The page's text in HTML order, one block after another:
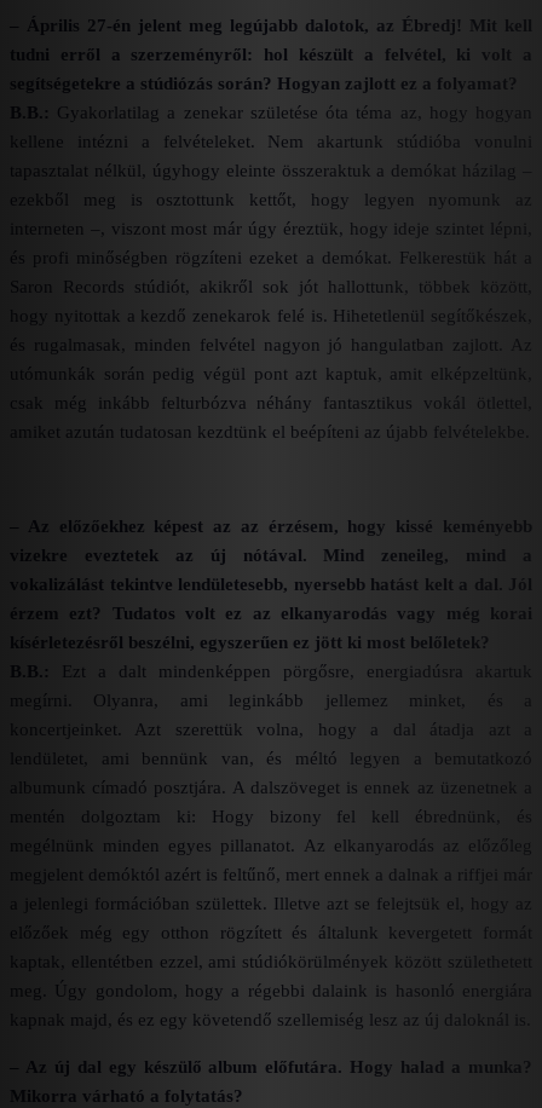
– Április 27-én jelent meg legújabb dalotok, az Ébredj! Mit kell
tudni erről a szerzeményről: hol készült a felvétel, ki volt a
segítségetekre a stúdiózás során? Hogyan zajlott ez a folyamat?
B.B.: Gyakorlatilag a zenekar születése óta téma az, hogy hogyan
kellene intézni a felvételeket. Nem akartunk stúdióba vonulni
tapasztalat nélkül, úgyhogy eleinte összeraktuk a demókat házilag –
ezekből meg is osztottunk kettőt, hogy legyen nyomunk az
interneten –, viszont most már úgy éreztük, hogy ideje szintet lépni,
és profi minőségben rögzíteni ezeket a demókat. Felkerestük hát a
Saron Records stúdiót, akikről sok jót hallottunk, többek között,
hogy nyitottak a kezdő zenekarok felé is. Hihetetlenül segítőkészek,
és rugalmasak, minden felvétel nagyon jó hangulatban zajlott. Az
utómunkák során pedig végül pont azt kaptuk, amit elképzeltünk,
csak még inkább felturbózva néhány fantasztikus vokál ötlettel,
amiket azután tudatosan kezdtünk el beépíteni az újabb felvételekbe.
– Az előzőekhez képest az az érzésem, hogy kissé keményebb
vizekre eveztetek az új nótával. Mind zeneileg, mind a
vokalizálást tekintve lendületesebb, nyersebb hatást kelt a dal. Jól
érzem ezt? Tudatos volt ez az elkanyarodás vagy még korai
kísérletezésről beszélni, egyszerűen ez jött ki most belőletek?
B.B.:
Ezt a dalt mindenképpen pörgősre, energiadúsra akartuk
megírni. Olyanra, ami leginkább jellemez minket, és a
koncertjeinket. Azt szerettük volna, hogy a dal átadja azt a
lendületet, ami bennünk van, és méltó legyen a bemutatkozó
albumunk címadó posztjára. A dalszöveget is ennek az üzenetnek a
mentén dolgoztam ki: Hogy bizony fel kell ébrednünk, és
megélnünk minden egyes pillanatot. Az elkanyarodás az előzőleg
megjelent demóktól azért is feltűnő, mert ennek a dalnak a riffjei már
a jelenlegi formációban születtek. Illetve azt se felejtsük el, hogy az
előzőek még egy otthon rögzített és általunk kevergetett formát
kaptak, ellentétben ezzel, ami stúdiókörülmények között születhetett
meg. Úgy gondolom, hogy a régebbi dalaink is hasonló energiára
kapnak majd, és ez egy követendő szellemiség lesz az új daloknál is.
– Az új dal egy készülő album előfutára. Hogy halad a munka?
Mikorra várható a folytatás?